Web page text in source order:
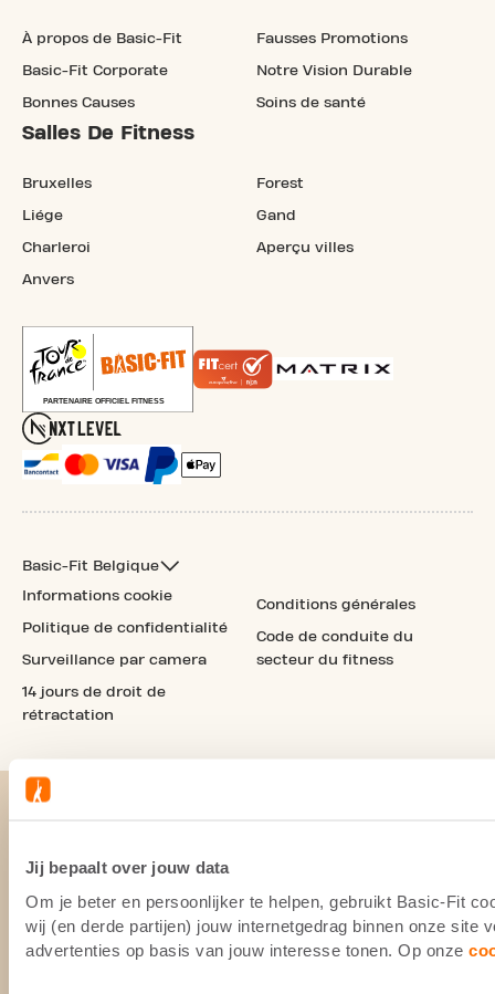
Jij bepaalt over jouw data
Om je beter en persoonlijker te helpen, gebruikt Basic-Fit
wij (en derde partijen) jouw internetgedrag binnen onze site
advertenties op basis van jouw interesse tonen. Op onze
À propos de Basic-Fit
Basic-Fit Corporate
Bonnes Causes
Fausses Promotions
Notre Vision Durable
Soins de santé
Salles De Fitness
Bruxelles
Liége
Charleroi
Anvers
Forest
Gand
Aperçu villes
Basic-Fit Belgique
Informations cookie
Politique de confidentialité
Surveillance par camera
14 jours de droit de
rétractation
Conditions générales
Code de conduite du
secteur du fitness